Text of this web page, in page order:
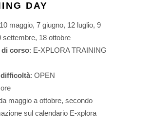
DAY
10 maggio, 7 giugno, 12 luglio, 9
settembre, 18 ottobre
corso: E-XPLORA TRAINING
: OPEN
maggio a ottobre, secondo
sul calendario E-xplora